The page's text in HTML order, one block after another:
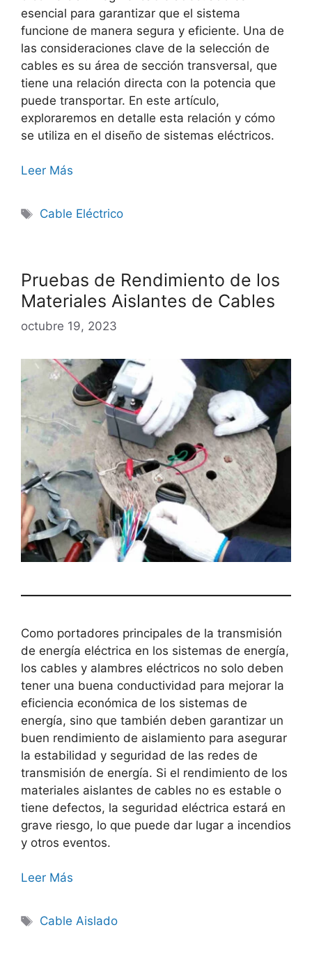
esencial para garantizar que el sistema
funcione de manera segura y eficiente. Una de
las consideraciones clave de la selección de
cables es su área de sección transversal, que
tiene una relación directa con la potencia que
puede transportar. En este artículo,
exploraremos en detalle esta relación y cómo
se utiliza en el diseño de sistemas eléctricos.
Leer Más
Cable Eléctrico
Pruebas de Rendimiento de los
Materiales Aislantes de Cables
octubre 19, 2023
Como portadores principales de la transmisión
de energía eléctrica en los sistemas de energía,
los cables y alambres eléctricos no solo deben
tener una buena conductividad para mejorar la
eficiencia económica de los sistemas de
energía, sino que también deben garantizar un
buen rendimiento de aislamiento para asegurar
la estabilidad y seguridad de las redes de
transmisión de energía. Si el rendimiento de los
materiales aislantes de cables no es estable o
tiene defectos, la seguridad eléctrica estará en
grave riesgo, lo que puede dar lugar a incendios
y otros eventos.
Leer Más
Cable Aislado